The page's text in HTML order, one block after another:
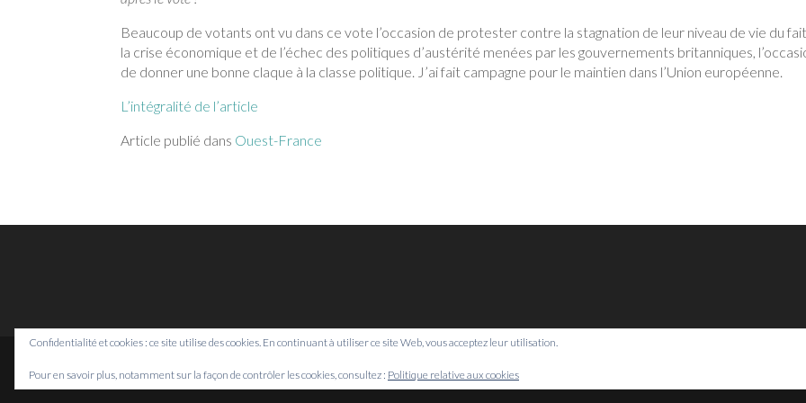
Beaucoup de votants ont vu dans ce vote l’occasion de protester contre la stagnation de leur niveau de vie du
la crise économique et de l’échec des politiques d’austérité menées par les gouvernements britanniques,
de donner une bonne claque à la classe politique. J’ai fait campagne pour le maintien dans l’Union européenne.
L’intégralité de l’article
Article publié dans Ouest-France
Confidentialité et cookies : ce site utilise des cookies. En continuant à utiliser ce site Web, vous acceptez leur utilisation.
Pour en savoir plus, notamment sur la façon de contrôler les cookies, consultez : Politique relative aux cookies